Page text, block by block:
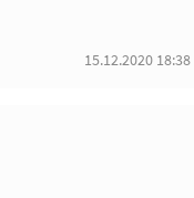
15.12.2020 18:38